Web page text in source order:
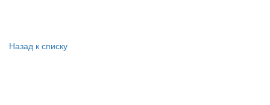
Назад к списку